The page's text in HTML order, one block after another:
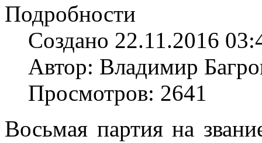
Подробности
Создано 22.11.2016
Автор: Владимир
Просмотров: 2641
Восьмая партия на